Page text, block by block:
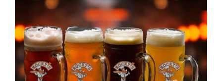
PEDIR AHORA
/
DETAILS